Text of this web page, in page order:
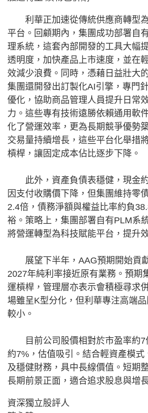
利華正加速從傳統供應商轉型
平台。回顧期內，集團成功部署自
理系統，這套內部開發的工具大幅
透明度，加快產品上市速度，並在
效減少浪費。同時，憑藉日益壯大
集團還開發出訂製化AI引擎，專門
優化，協助商品管理人員提升日常
力。這些專有技術遠勝依賴通用軟
化了營運效率，更為長期競爭優勢
交易量持續增長，這些平台化舉措
槓桿，讓固定成本佔比逐步下降。
此外，資產負債表穩健，現金約
因支付收購價下降，但集團維持零
2.4倍，債務淨額與權益比率約負
裕。策略上，集團部署自有PLM系
將營運轉型為科技賦能平台，提升
展望下半年，AAG預期開始貢
2027年純利率接近原有業務。預期
運槓桿，管理層亦表示會積極尋求
場雖呈K型分化，但利華專注高端
較小。
目前公司股價相對於市盈率約7
約7%，估值吸引。結合輕資產模式
及穩健財務，具中長線價值。短期
長期前景正面，適合追求股息與增
資深獨立股評人